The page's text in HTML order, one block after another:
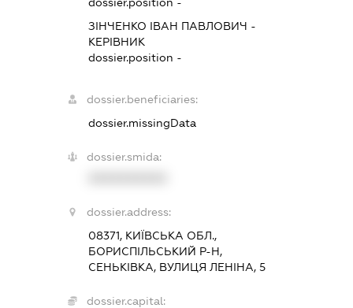
ЗІНЧЕНКО ІВАН ПАВЛОВИЧ -
КЕРІВНИК
dossier.position -
dossier.beneficiaries:
dossier.missingData
dossier.smida:
dossier.address:
08371, КИЇВСЬКА ОБЛ.,
БОРИСПІЛЬСЬКИЙ Р-Н,
СЕНЬКІВКА, ВУЛИЦЯ ЛЕНІНА, 5
dossier.capital: